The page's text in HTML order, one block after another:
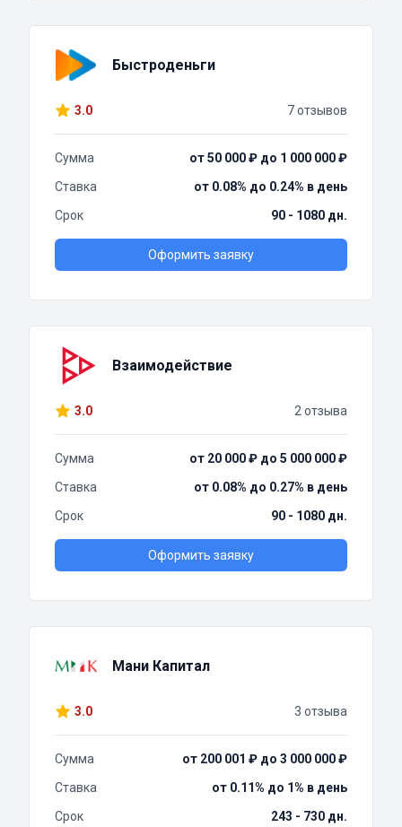
Быстроденьги
3.0 7 отзывов
Сумма
от 50 000 ₽ до 1 000 000 ₽
Ставка
от 0.08% до 0.24% в день
Срок
90 - 1080 дн.
Оформить заявку
Взаимодействие
3.0 2 отзыва
Сумма
от 20 000 ₽ до 5 000 000 ₽
Ставка
от 0.08% до 0.27% в день
Срок
90 - 1080 дн.
Оформить заявку
Мани Капитал
3.0 3 отзыва
Сумма
от 200 001 ₽ до 3 000 000 ₽
Ставка
от 0.11% до 1% в день
Срок
243 - 730 дн.